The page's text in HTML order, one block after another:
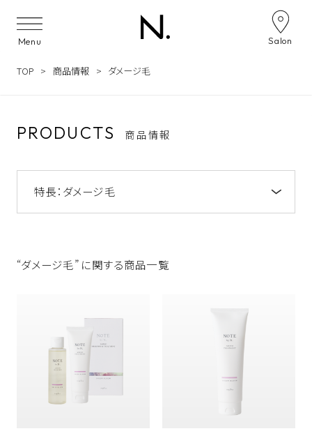
Menu Salon
TOP 商品情報 ダメージ毛
PRODUCTS 商品情報
特長： ダメージ毛
ボディケア
新商品
N. オム
N. カラーシャンプー&トリートメント
“ダメージ毛” に関する商品一覧